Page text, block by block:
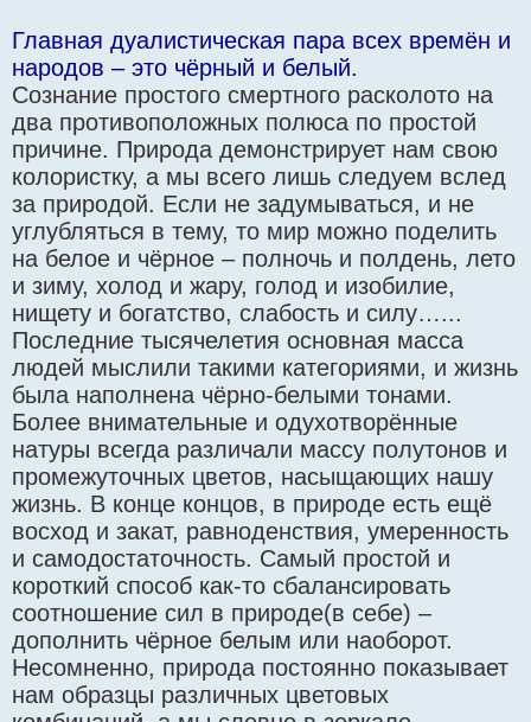
Главная дуалистическая пара всех времён и
народов – это чёрный и белый.
Сознание простого смертного расколото на
два противоположных полюса по простой
причине. Природа демонстрирует нам свою
колористку, а мы всего лишь следуем вслед
за природой. Если не задумываться, и не
углубляться в тему, то мир можно поделить
на белое и чёрное – полночь и полдень, лето
и зиму, холод и жару, голод и изобилие,
нищету и богатство, слабость и силу…...
Последние тысячелетия основная масса
людей мыслили такими категориями, и жизнь
была наполнена чёрно-белыми тонами.
Более внимательные и одухотворённые
натуры всегда различали массу полутонов и
промежуточных цветов, насыщающих нашу
жизнь. В конце концов, в природе есть ещё
восход и закат, равноденствия, умеренность
и самодостаточность. Самый простой и
короткий способ как-то сбалансировать
соотношение сил в природе(в себе) –
дополнить чёрное белым или наоборот.
Несомненно, природа постоянно показывает
нам образцы различных цветовых